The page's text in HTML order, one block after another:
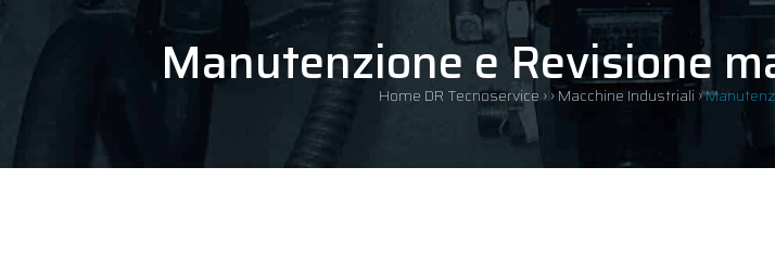
Manutenzione e Revisione
Home DR Tecnoservice ››Macchine Industriali ›